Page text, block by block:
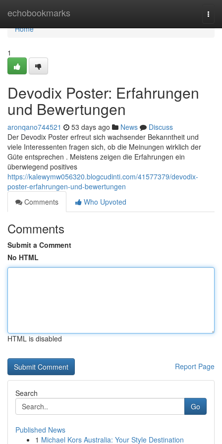
echobookmarks
Home
Home
1
Devodix Poster: Erfahrungen
und Bewertungen
aronqano744521 53 days ago News
Discuss
Der Devodix Poster erfreut sich wachsender Bekanntheit und
viele Interessenten fragen sich, ob die Meinungen wirklich der
Güte entsprechen . Meistens zeigen die Erfahrungen ein
überwiegend positives
https://kalewymw056320.blogcudinti.com/41577379/devodix-
poster-erfahrungen-und-bewertungen
Comments
Who Upvoted
Comments
Submit a Comment
No HTML
HTML is disabled
Report Page
Search
Go
Published News
1 Michael Kors Australia: Your Style Destination